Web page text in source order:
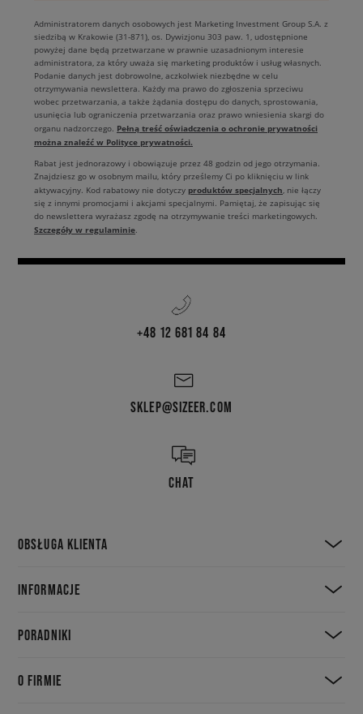
Administratorem danych osobowych jest Marketing Investment Group S.A. z
siedzibą w Krakowie (31-871), os. Dywizjonu 303 paw. 1, udostępnione
powyżej dane będą przetwarzane w prawnie uzasadnionym interesie
administratora, za który uważa się marketing produktów i usług własnych.
Podanie danych jest dobrowolne, aczkolwiek niezbędne w celu
otrzymywania newslettera. Każdy ma prawo do zgłoszenia sprzeciwu
wobec przetwarzania, a także żądania dostępu do danych, sprostowania,
usunięcia lub ograniczenia przetwarzania oraz prawo wniesienia skargi do
organu nadzorczego. Pełną treść oświadczenia o ochronie prywatności
można znaleźć w Polityce prywatności.
Rabat jest jednorazowy i obowiązuje przez 48 godzin od jego otrzymania.
Znajdziesz go w osobnym mailu, który prześlemy Ci po kliknięciu w link
aktywacyjny. Kod rabatowy nie dotyczy produktów specjalnych, nie łączy
się z innymi promocjami i akcjami specjalnymi. Pamiętaj, że zapisując się
do newslettera wyrażasz zgodę na otrzymywanie treści marketingowych.
Szczegóły w regulaminie.
+48 12 681 84 84
SKLEP@SIZEER.COM
CHAT
OBSŁUGA KLIENTA
INFORMACJE
PORADNIKI
O FIRMIE